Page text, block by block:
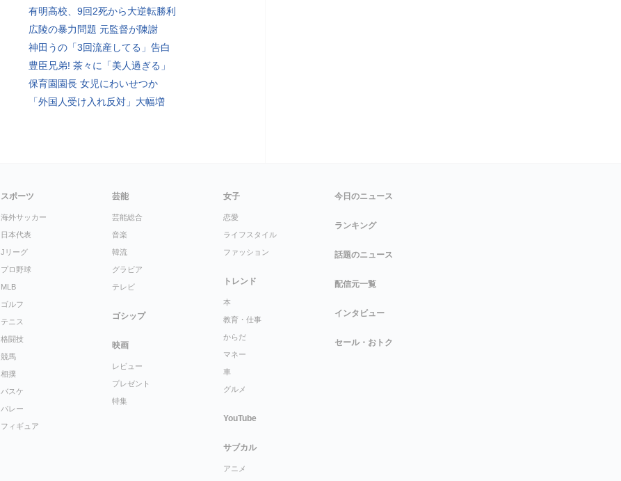
有明高校、9回2死から大逆転勝利
広陵の暴力問題 元監督が陳謝
神田うの「3回流産してる」告白
豊臣兄弟! 茶々に「美人過ぎる」
保育園園長 女児にわいせつか
「外国人受け入れ反対」大幅増
スポーツ
海外サッカー
日本代表
Jリーグ
プロ野球
MLB
ゴルフ
テニス
格闘技
競馬
相撲
バスケ
バレー
フィギュア
芸能
芸能総合
音楽
韓流
グラビア
テレビ
ゴシップ
映画
レビュー
プレゼント
特集
女子
恋愛
ライフスタイル
ファッション
トレンド
本
教育・仕事
からだ
マネー
車
グルメ
YouTube
サブカル
アニメ
今日のニュース
ランキング
話題のニュース
配信元一覧
インタビュー
セール・おトク